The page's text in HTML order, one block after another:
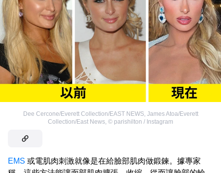
Dee Cercone/Everett Collection/EAST NEWS, James Atoa/Everett
Collection/East News © parishilton / Instagram
EMS 或電肌肉刺激就像是在給臉部肌肉做鍛鍊。據專家